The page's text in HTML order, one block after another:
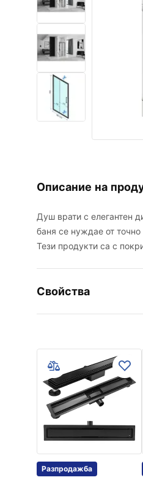
Умивалници
Вани и Паравани
Смесители за
Описание на
Душ врати с елегантен
баня се нуждае от
Тези продукти са с
Свойства
Посока на отваряне на
дебелина стъклото
Височина на душ -
Материал на профила
Материал на дръжките
Покритие Easy Clean
Разпродажба